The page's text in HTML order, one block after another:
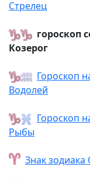
Стрелец
гороскоп
Козерог
Гороскоп
Водолей
Гороскоп
Рыбы
Знак